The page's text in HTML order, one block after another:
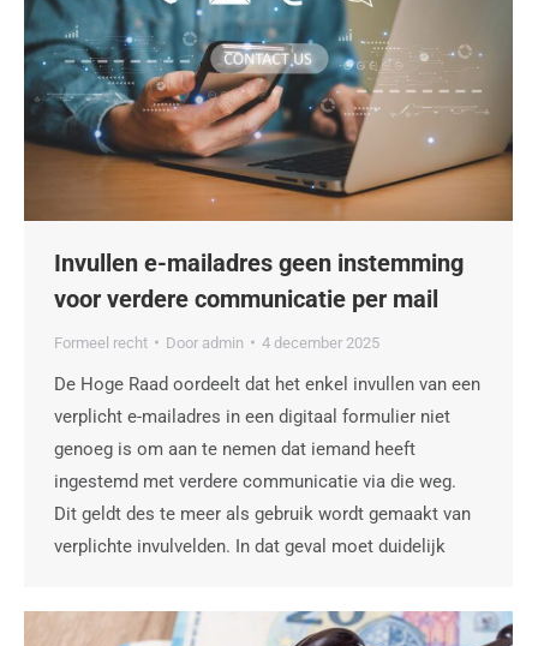
Invullen e-mailadres geen instemming
voor verdere communicatie per mail
Formeel recht Door admin 4 december 2025
De Hoge Raad oordeelt dat het enkel invullen van een
verplicht e-mailadres in een digitaal formulier niet
genoeg is om aan te nemen dat iemand heeft
ingestemd met verdere communicatie via die weg.
Dit geldt des te meer als gebruik wordt gemaakt van
verplichte invulvelden. In dat geval moet duidelijk